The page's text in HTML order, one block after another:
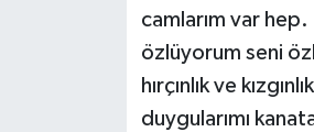
camlarım var hep.
özlüyorum seni
hırçınlık ve
duygularımı